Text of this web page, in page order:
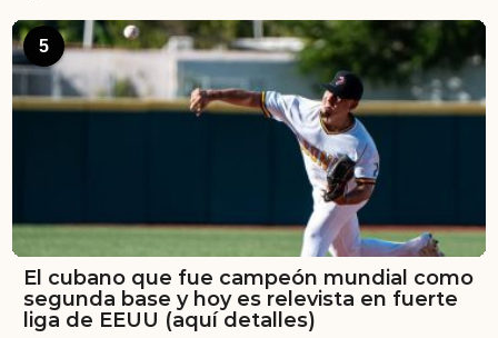
5
El cubano que fue campeón mundial como
segunda base y hoy es relevista en fuerte
liga de EEUU (aquí detalles)